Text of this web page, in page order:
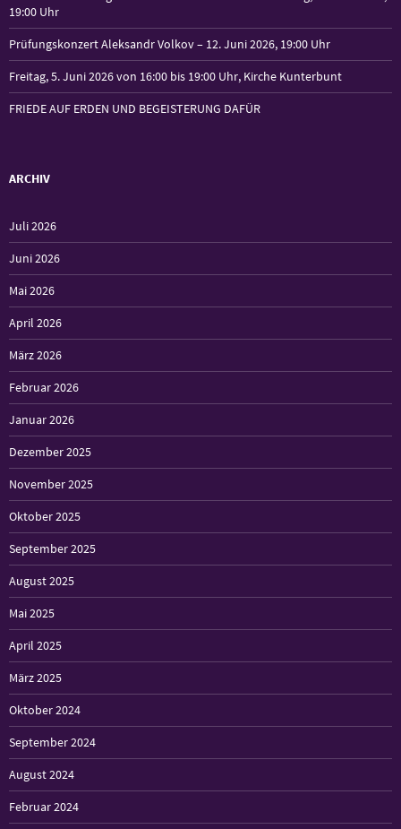
19:00 Uhr
Prüfungskonzert Aleksandr Volkov – 12. Juni 2026, 19:00 Uhr
Freitag, 5. Juni 2026 von 16:00 bis 19:00 Uhr, Kirche Kunterbunt
FRIEDE AUF ERDEN UND BEGEISTERUNG DAFÜR
ARCHIV
Juli 2026
Juni 2026
Mai 2026
April 2026
März 2026
Februar 2026
Januar 2026
Dezember 2025
November 2025
Oktober 2025
September 2025
August 2025
Mai 2025
April 2025
März 2025
Oktober 2024
September 2024
August 2024
Februar 2024